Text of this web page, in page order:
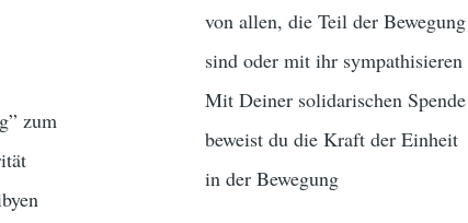
zum
von allen, die Teil der Bewegung
sind oder mit ihr sympathisieren
Mit Deiner solidarischen Spende
beweist du die Kraft der Einheit
in der Bewegung